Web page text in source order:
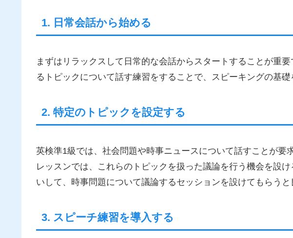
1. 日常会話から始める
まずはリラックスして日常的な会話からスタートすることが重
るトピックについて話す練習をすることで、スピーキングの基礎
2. 特定のトピックを設定する
英検準1級では、社会問題や時事ニュースについて話すことが要
レッスンでは、これらのトピックを扱った議論を行う機会を設
いして、時事問題について議論するセッションを設けてもらうと
3. スピーチ練習を導入する